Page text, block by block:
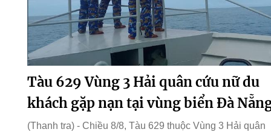
Tàu 629 Vùng 3 Hải quân cứu nữ du
khách gặp nạn tại vùng biển Đà
(Thanh tra) - Chiều 8/8, Tàu 629 thuộc Vùng 3 Hải quân